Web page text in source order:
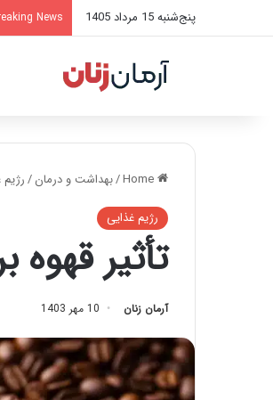
پنج‌شنبه 15 مرداد 1405 News
/بهداشت و درمان/
رژیم غذایی
تأثیر
آرمان زنان 10 مهر 1403